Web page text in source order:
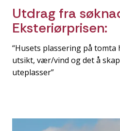
Utdrag fra
Eksteriørprisen:
“Husets plassering på
utsikt, vær/vind og det å
uteplasser”